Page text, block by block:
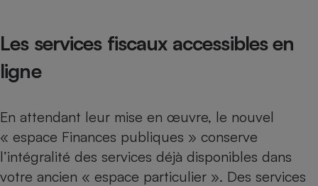
Les services fiscaux accessibles en
ligne
En attendant leur mise en œuvre, le nouvel
« espace Finances publiques » conserve
l’intégralité des services déjà disponibles dans
votre ancien « espace particulier ». Des services